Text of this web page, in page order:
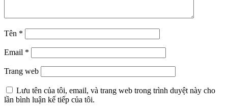
Tên *
Email *
Trang web
Lưu tên của tôi, email, và trang web trong trình duyệt này cho
lần bình luận kế tiếp của tôi.